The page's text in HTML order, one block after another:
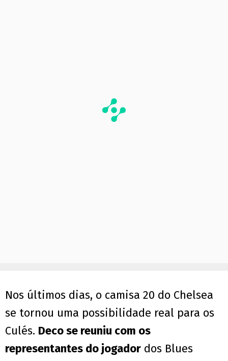
Nos últimos dias, o camisa 20 do Chelsea
se tornou uma possibilidade real para os
Culés. Deco se reuniu com os
representantes do jogador dos Blues